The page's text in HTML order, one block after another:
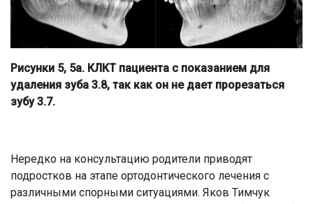
Рисунки 5, 5а. КЛКТ пациента с показанием для
удаления зуба 3.8, так как он не дает прорезаться
зубу 3.7.
Нередко на консультацию родители приводят
подростков на этапе ортодонтического лечения с
различными спорными ситуациями. Яков Тимчук